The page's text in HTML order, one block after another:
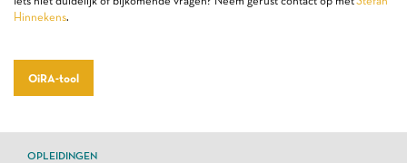
Hinnekens.
OiRA-tool
OPLEIDINGEN